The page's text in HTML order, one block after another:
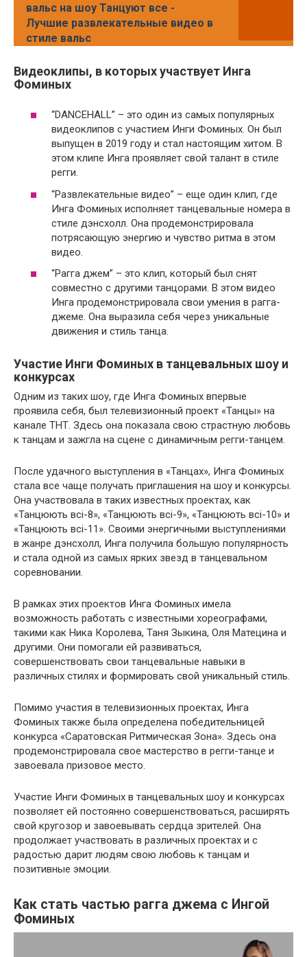
вальс на шоу Танцуют все -
Лучшие развлекательные видео в
стиле вальс
Видеоклипы, в которых участвует Инга
Фоминых
“DANCEHALL” – это один из самых популярных
видеоклипов с участием Инги Фоминых. Он был
выпущен в 2019 году и стал настоящим хитом. В
этом клипе Инга проявляет свой талант в стиле
регги.
“Развлекательные видео” – еще один клип, где
Инга Фоминых исполняет танцевальные номера в
стиле дэнсхолл. Она продемонстрировала
потрясающую энергию и чувство ритма в этом
видео.
“Рагга джем” – это клип, который был снят
совместно с другими танцорами. В этом видео
Инга продемонстрировала свои умения в рагга-
джеме. Она выразила себя через уникальные
движения и стиль танца.
Участие Инги Фоминых в танцевальных шоу и
конкурсах
Одним из таких шоу, где Инга Фоминых впервые
проявила себя, был телевизионный проект «Танцы» на
канале ТНТ. Здесь она показала свою страстную любовь
к танцам и зажгла на сцене с динамичным регги-танцем.
После удачного выступления в «Танцах», Инга Фоминых
стала все чаще получать приглашения на шоу и конкурсы.
Она участвовала в таких известных проектах, как
«Танцюють всі-8», «Танцюють всі-9», «Танцюють всі-10» и
«Танцюють всі-11». Своими энергичными выступлениями
в жанре дэнсхолл, Инга получила большую популярность
и стала одной из самых ярких звезд в танцевальном
соревновании.
В рамках этих проектов Инга Фоминых имела
возможность работать с известными хореографами,
такими как Ника Королева, Таня Зыкина, Оля Матецина и
другими. Они помогали ей развиваться,
совершенствовать свои танцевальные навыки в
различных стилях и формировать свой уникальный стиль.
Помимо участия в телевизионных проектах, Инга
Фоминых также была определена победительницей
конкурса «Саратовская Ритмическая Зона». Здесь она
продемонстрировала свое мастерство в регги-танце и
завоевала призовое место.
Участие Инги Фоминых в танцевальных шоу и конкурсах
позволяет ей постоянно совершенствоваться, расширять
свой кругозор и завоевывать сердца зрителей. Она
продолжает участвовать в различных проектах и с
радостью дарит людям свою любовь к танцам и
позитивные эмоции.
Как стать частью рагга джема с Ингой
Фоминых